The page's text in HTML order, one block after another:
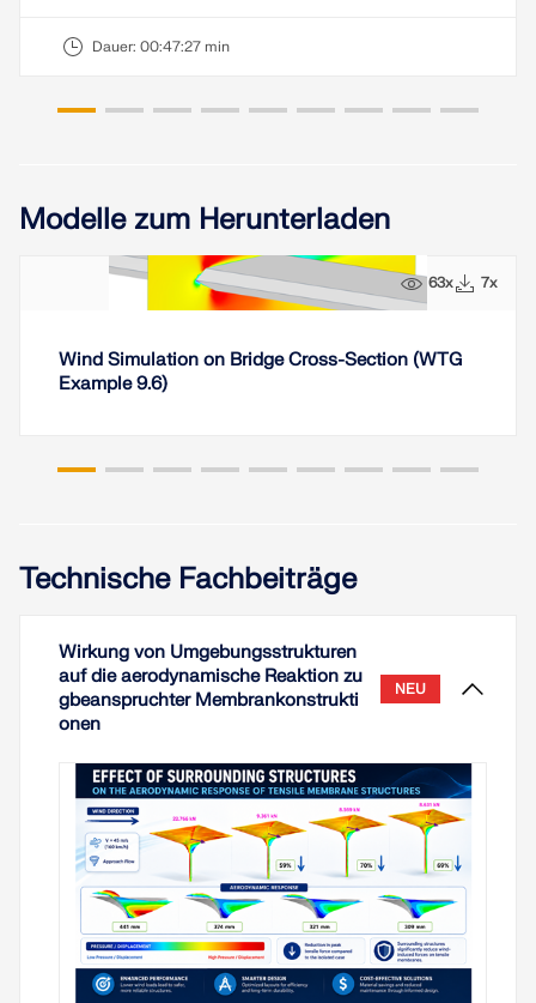
Dauer: 00:47:27 min
Modelle zum Herunterladen
63x 7x
Wind Simulation on Bridge Cross-Section (WTG
Example 9.6)
Technische Fachbeiträge
Wirkung von Umgebungsstrukturen
auf die aerodynamische Reaktion zu
gbeanspruchter Membrankonstrukti
onen
NEU